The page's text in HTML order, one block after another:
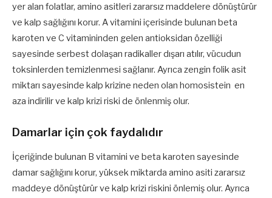
yer alan folatlar, amino asitleri zararsız maddelere dönüştürür
ve kalp sağlığını korur. A vitamini içerisinde bulunan beta
karoten ve C vitamininden gelen antioksidan özelliği
sayesinde serbest dolaşan radikaller dışarı atılır, vücudun
toksinlerden temizlenmesi sağlanır. Ayrıca zengin folik asit
miktarı sayesinde kalp krizine neden olan homosistein en
aza indirilir ve kalp krizi riski de önlenmiş olur.
Damarlar için çok faydalıdır
İçeriğinde bulunan B vitamini ve beta karoten sayesinde
damar sağlığını korur, yüksek miktarda amino asiti zararsız
maddeye dönüştürür ve kalp krizi riskini önlemiş olur. Ayrıca